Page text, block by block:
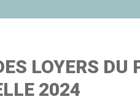
LOYERS DU
2024